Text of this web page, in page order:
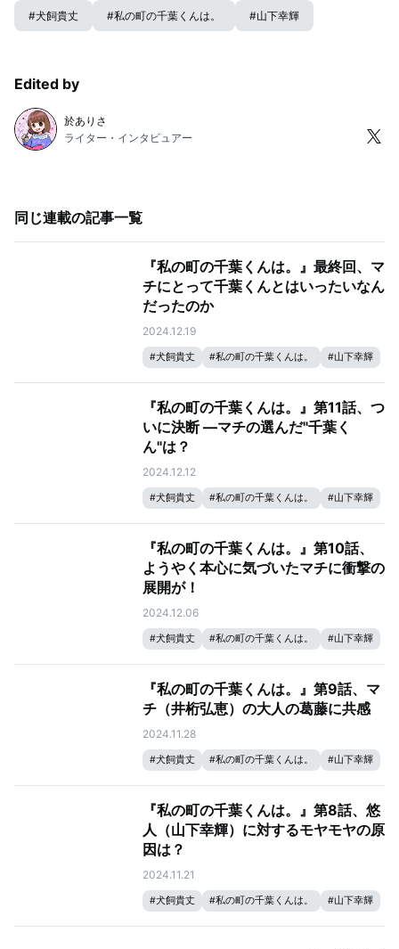
#犬飼貴丈 #私の町の千葉くんは。 #山下幸輝
Edited by
於ありさ
ライター・インタビュアー
同じ連載の記事一覧
『私の町の千葉くんは。』最終回、マ
チにとって千葉くんとはいったいなん
だったのか
2024.12.19
#犬飼貴丈 #私の町の千葉くんは。 #山下幸輝
『私の町の千葉くんは。』第11話、つ
いに決断 ―マチの選んだ"千葉く
ん"は？
2024.12.12
#犬飼貴丈 #私の町の千葉くんは。 #山下幸輝
『私の町の千葉くんは。』第10話、
ようやく本心に気づいたマチに衝撃の
展開が！
2024.12.06
#犬飼貴丈 #私の町の千葉くんは。 #山下幸輝
『私の町の千葉くんは。』第9話、マ
チ（井桁弘恵）の大人の葛藤に共感
2024.11.28
#犬飼貴丈 #私の町の千葉くんは。 #山下幸輝
『私の町の千葉くんは。』第8話、悠
人（山下幸輝）に対するモヤモヤの原
因は？
2024.11.21
#犬飼貴丈 #私の町の千葉くんは。 #山下幸輝